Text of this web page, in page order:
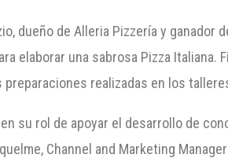
dueño de Alleria Pizzería y ganador
elaborar una sabrosa Pizza
realizadas en los
su rol de apoyar el desarrollo de
Channel and Marketing